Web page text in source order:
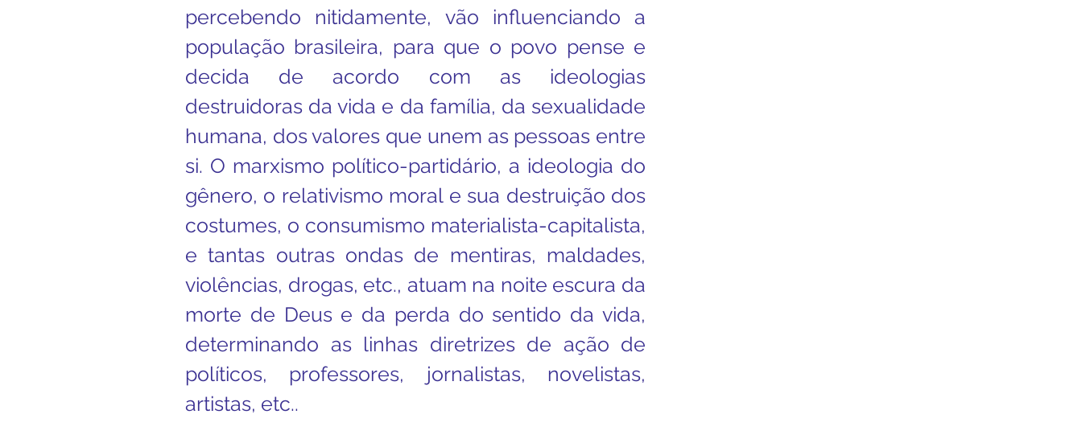
percebendo nitidamente, vão influenciando a
população brasileira, para que o povo pense e
decida de acordo com as ideologias
destruidoras da vida e da família, da sexualidade
humana, dos valores que unem as pessoas entre
si. O marxismo político-partidário, a ideologia do
gênero, o relativismo moral e sua destruição dos
costumes, o consumismo materialista-capitalista,
e tantas outras ondas de mentiras, maldades,
violências, drogas, etc., atuam na noite escura da
morte de Deus e da perda do sentido da vida,
determinando as linhas diretrizes de ação de
políticos, professores, jornalistas, novelistas,
artistas, etc..